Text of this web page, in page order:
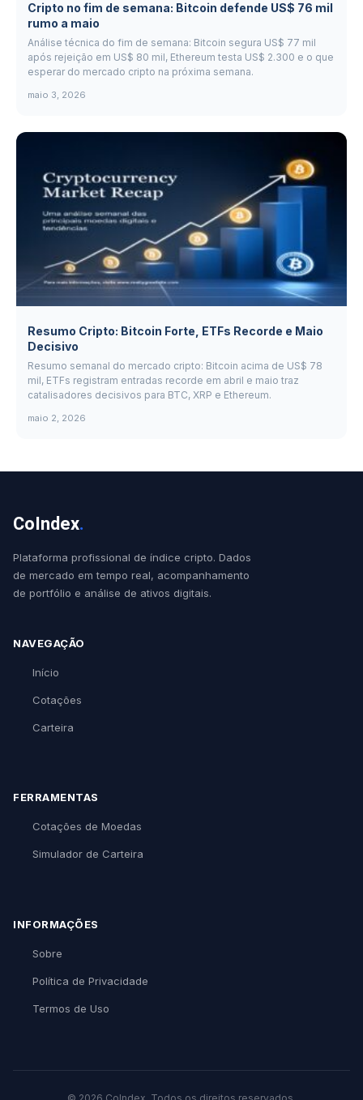
Cripto no fim de semana: Bitcoin defende US$ 76 mil
rumo a maio
Análise técnica do fim de semana: Bitcoin segura US$ 77 mil
após rejeição em US$ 80 mil, Ethereum testa US$ 2.300 e o que
esperar do mercado cripto na próxima semana.
maio 3, 2026
Resumo Cripto: Bitcoin Forte, ETFs Recorde e Maio
Decisivo
Resumo semanal do mercado cripto: Bitcoin acima de US$ 78
mil, ETFs registram entradas recorde em abril e maio traz
catalisadores decisivos para BTC, XRP e Ethereum.
maio 2, 2026
CoIndex.
Plataforma profissional de índice cripto. Dados
de mercado em tempo real, acompanhamento
de portfólio e análise de ativos digitais.
NAVEGAÇÃO
Início
Cotações
Carteira
FERRAMENTAS
Cotações de Moedas
Simulador de Carteira
INFORMAÇÕES
Sobre
Política de Privacidade
Termos de Uso